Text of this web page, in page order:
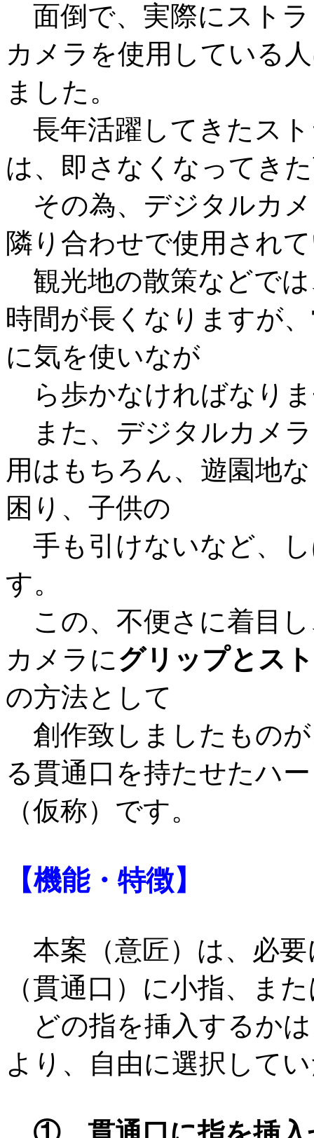
面倒で、実際にスト
カメラを使用している
ました。
長年活躍してきたス
は、即さなくなってき
その為、デジタルカ
隣り合わせで使用され
観光地の散策などで
時間が長くなりますが
に気を使いなが
ら歩かなければなり
また、デジタルカメ
用はもちろん、遊園地
困り、子供の
手も引けないなど、
す。
この、不便さに着目
カメラにグリップとス
の方法として
創作致しましたもの
る貫通口を持たせたハ
（仮称）です。
【機能・特徴】
本案（意匠）は、必
（貫通口）に小指、ま
どの指を挿入するか
より、自由に選択して